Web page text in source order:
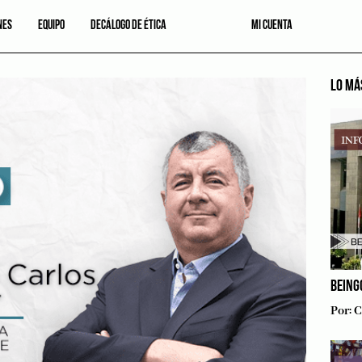
EQUIPO DECÁLOGO DE ÉTICA MI CUENTA
LO
Por: